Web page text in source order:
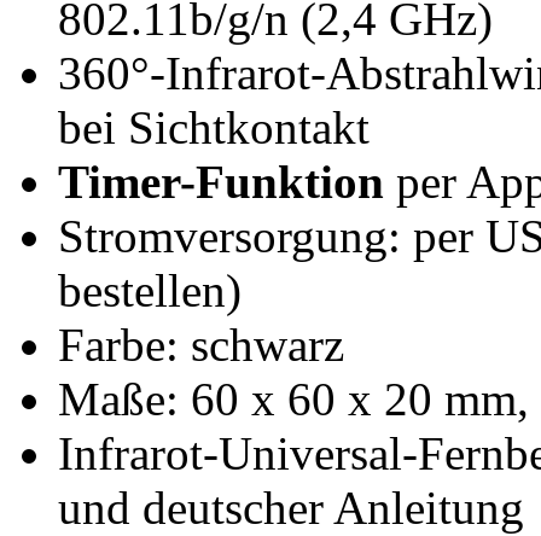
802.11b/g/n (2,4 GHz)
360°-Infrarot-
bei Sichtkontakt
Timer-Funktion per
Stromversorgung: per
bestellen)
Farbe: schwarz
Maße: 60 x 60 x 20
Infrarot-Universal-
und deutscher Anleitung